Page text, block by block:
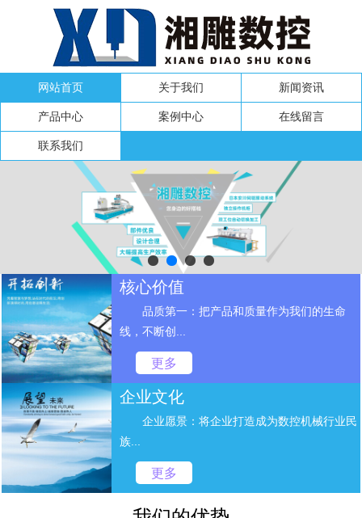
网站首页 关于我们 新闻资讯
产品中心 案例中心 在线留言
联系我们
核心价值
品质第一：把产品和质量作为我们的生命
线，不断创...
更多
企业文化
企业愿景：将企业打造成为数控机械行业民
族...
更多